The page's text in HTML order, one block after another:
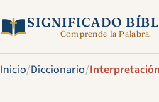
SIGNIFICADO
Comprende la Palabra.
Inicio/Diccionario/